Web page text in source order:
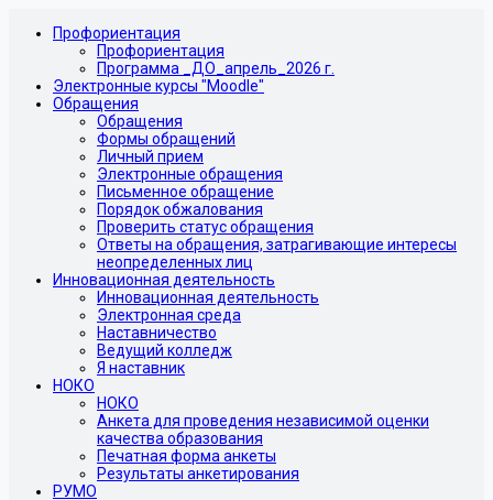
Профориентация
Профориентация
Программа _ДО_апрель_2026 г.
Электронные курсы "Moodle"
Обращения
Обращения
Формы обращений
Личный прием
Электронные обращения
Письменное обращение
Порядок обжалования
Проверить статус обращения
Ответы на обращения, затрагивающие интересы
неопределенных лиц
Инновационная деятельность
Инновационная деятельность
Электронная среда
Наставничество
Ведущий колледж
Я наставник
НОКО
НОКО
Анкета для проведения независимой оценки
качества образования
Печатная форма анкеты
Результаты анкетирования
РУМО